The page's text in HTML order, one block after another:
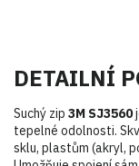
DETAILNÍ
Suchý zip 3M SJ3560
tepelné odolnosti.
sklu, plastům (akryl,